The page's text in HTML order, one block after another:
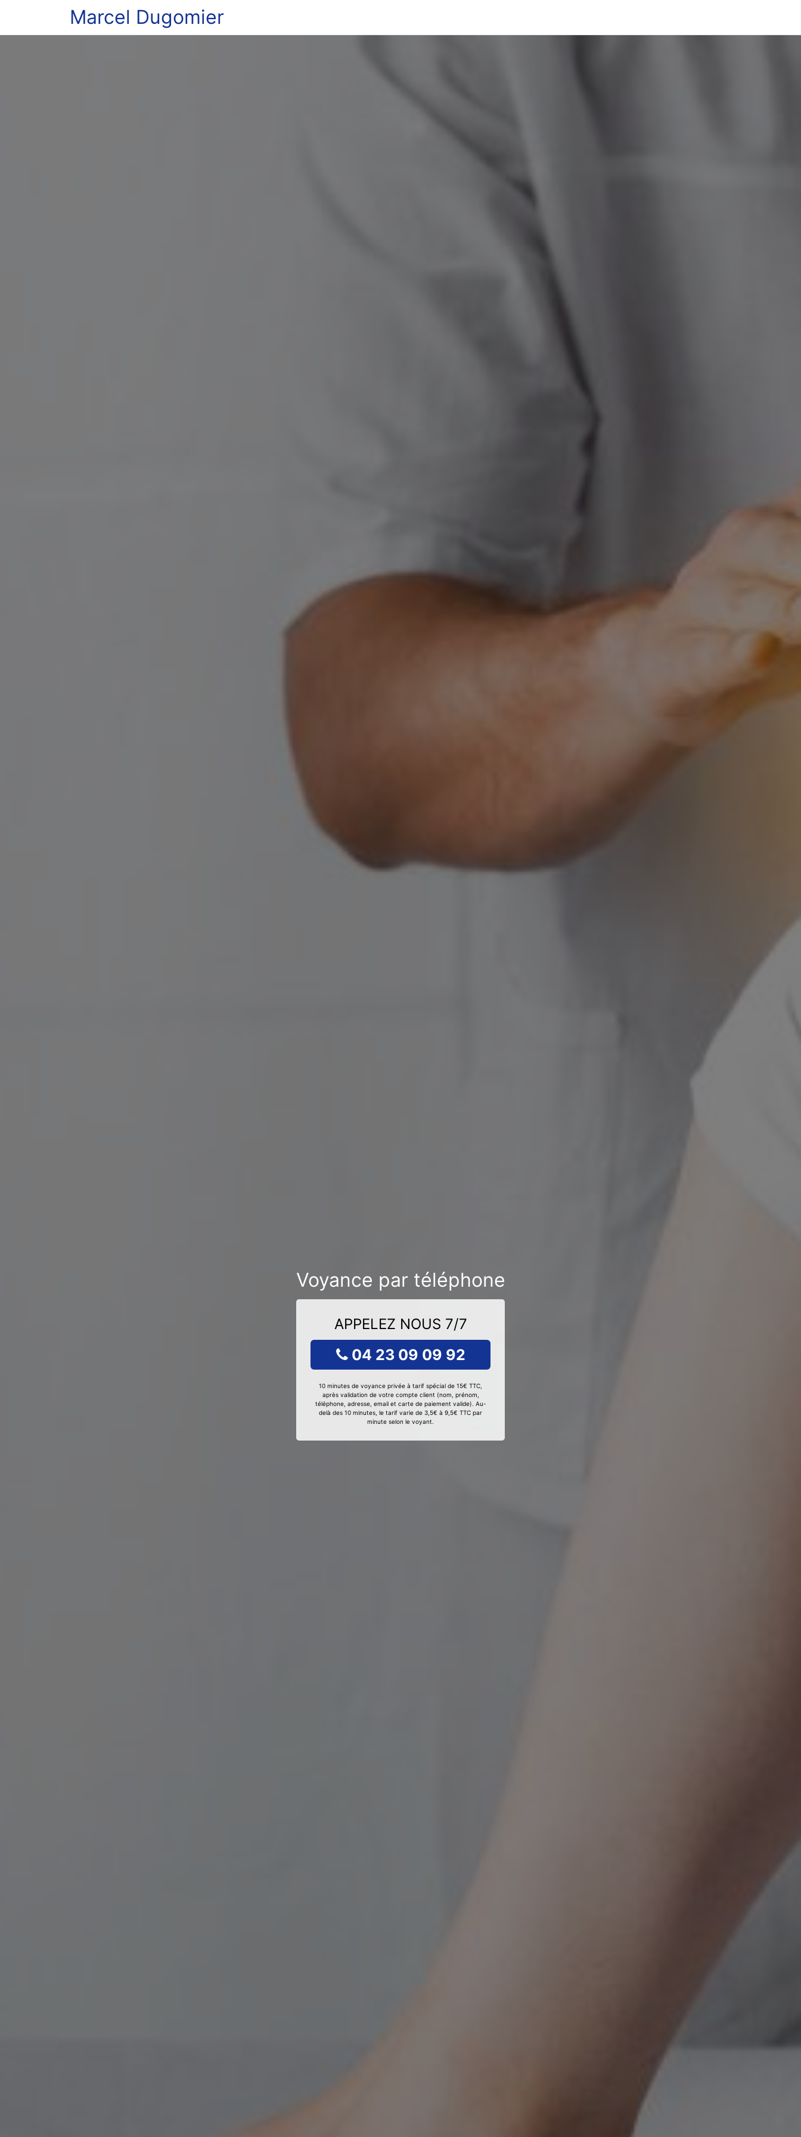
Marcel Dugomier
Voyance par téléphone
APPELEZ NOUS 7/7
04 23 09 09 92
10 minutes de voyance privée à tarif spécial de 15€ TTC,
après validation de votre compte client (nom, prénom,
téléphone, adresse, email et carte de paiement valide). Au-
delà des 10 minutes, le tarif varie de 3,5€ à 9,5€ TTC par
minute selon le voyant.